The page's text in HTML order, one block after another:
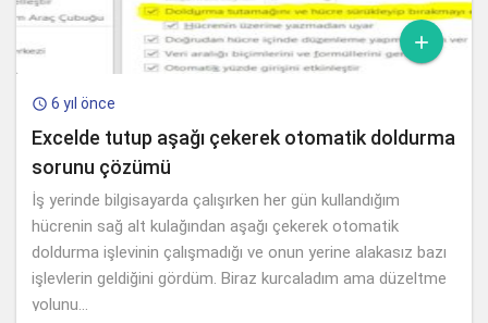

 6 yıl önce
Excelde tutup aşağı çekerek otomatik doldurma
sorunu çözümü
İş yerinde bilgisayarda çalışırken her gün kullandığım
hücrenin sağ alt kulağından aşağı çekerek otomatik
doldurma işlevinin çalışmadığı ve onun yerine alakasız bazı
işlevlerin geldiğini gördüm. Biraz kurcaladım ama düzeltme
yolunu...